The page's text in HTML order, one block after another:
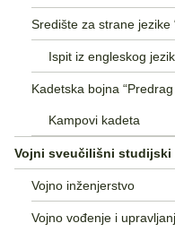
Središte za strane jezike
Ispit iz engleskog
Kadetska bojna
Kampovi kadeta
Vojni sveučilišni studijski
Vojno inženjerstvo
Vojno vođenje i